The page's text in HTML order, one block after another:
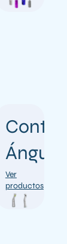
Contra
Ver
productos